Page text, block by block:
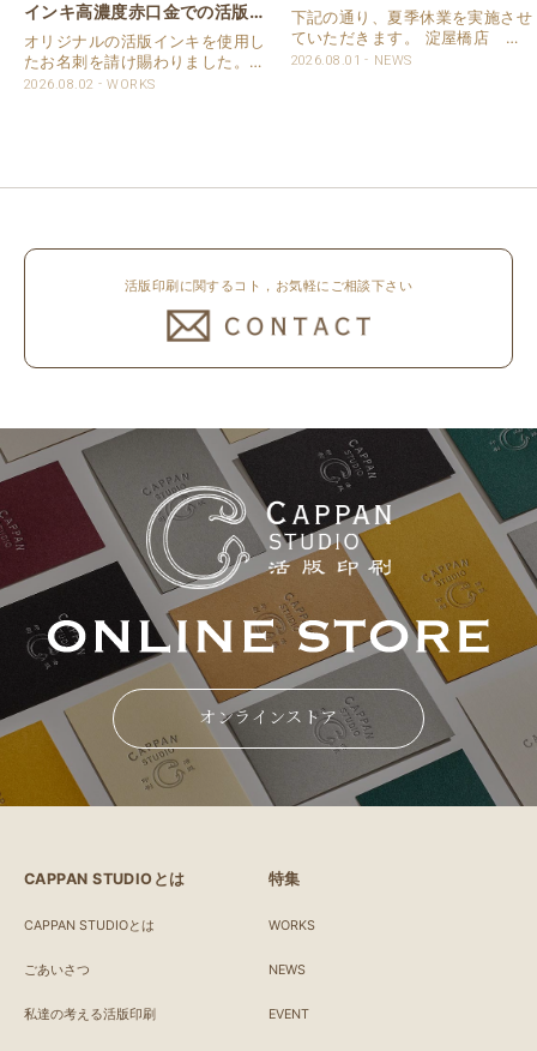
インキ高濃度赤口金での活版名
刺
オリジナルの活版インキを使用し
たお名刺を請け賜わりました。
用紙は新バフン紙Nのきぬを使用
2026.08.02 WORKS
下記の通り、夏季休業を実施させ
ていただきます。 淀屋橋店 通
常営業いたします。 奈良店 8月
2026.08.01 NEWS
活版印刷に関するコト，お気軽にご相談下さい
オンラインストア
CAPPAN STUDIOとは
CAPPAN STUDIOとは
ごあいさつ
私達の考える活版印刷
特集
WORKS
NEWS
EVENT